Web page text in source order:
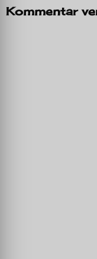
Kommentar